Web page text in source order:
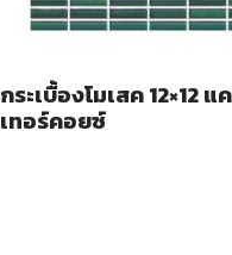
กระเบื้องโมเสค 12×12 แ
เทอร์คอยซ์